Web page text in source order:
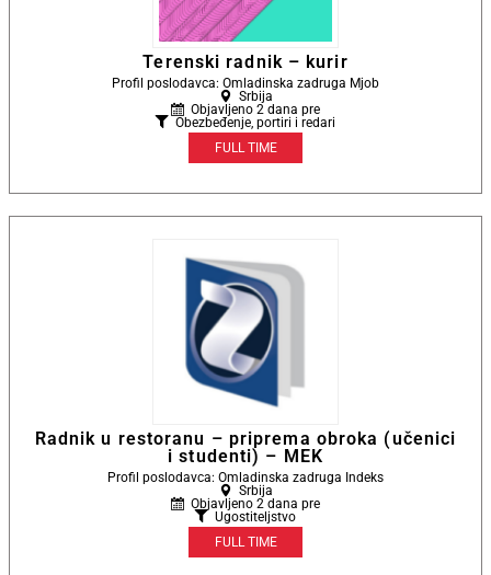
Terenski radnik – kurir
Profil poslodavca: Omladinska zadruga Mjob
Srbija
Objavljeno 2 dana pre
Obezbeđenje, portiri i redari
FULL TIME
Radnik u restoranu – priprema obroka (učenici
i studenti) – MEK
Profil poslodavca: Omladinska zadruga Indeks
Srbija
Objavljeno 2 dana pre
Ugostiteljstvo
FULL TIME